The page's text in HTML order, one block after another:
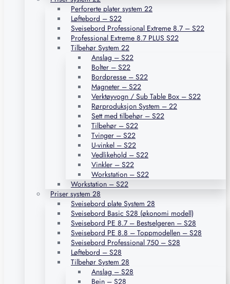
Perforerte plater system 22
Løftebord – S22
Sveisebord Professional Extreme 8.7 – S22
Professional Extreme 8.7 PLUS S22
Tilbehør System 22
Anslag – S22
Bolter – S22
Bordpresse – S22
Magneter – S22
Verktøyvogn / Sub Table Box – S22
Rørproduksjon System – 22
Sett med tilbehør – S22
Tilbehør – S22
Tvinger – S22
U-vinkel – S22
Vedlikehold – S22
Vinkler – S22
Workstation – S22
Workstation – S22
Priser system 28
Sveisebord plate System 28
Sveisebord Basic S28 (økonomi modell)
Sveisebord PE 8.7 – Bestselgeren – S28
Sveisebord PE 8.8 – Toppmodellen – S28
Sveisebord Professional 750 – S28
Løftebord – S28
Tilbehør System 28
Anslag – S28
Bein – S28